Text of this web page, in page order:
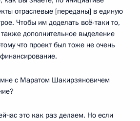
отраслевые [переданы] в единую
Чтобы им доделать всё-таки то,
также дополнительное выделение
что проект был тоже не очень
с Маратом Шакирзяновичем
это как раз делаем. Но если